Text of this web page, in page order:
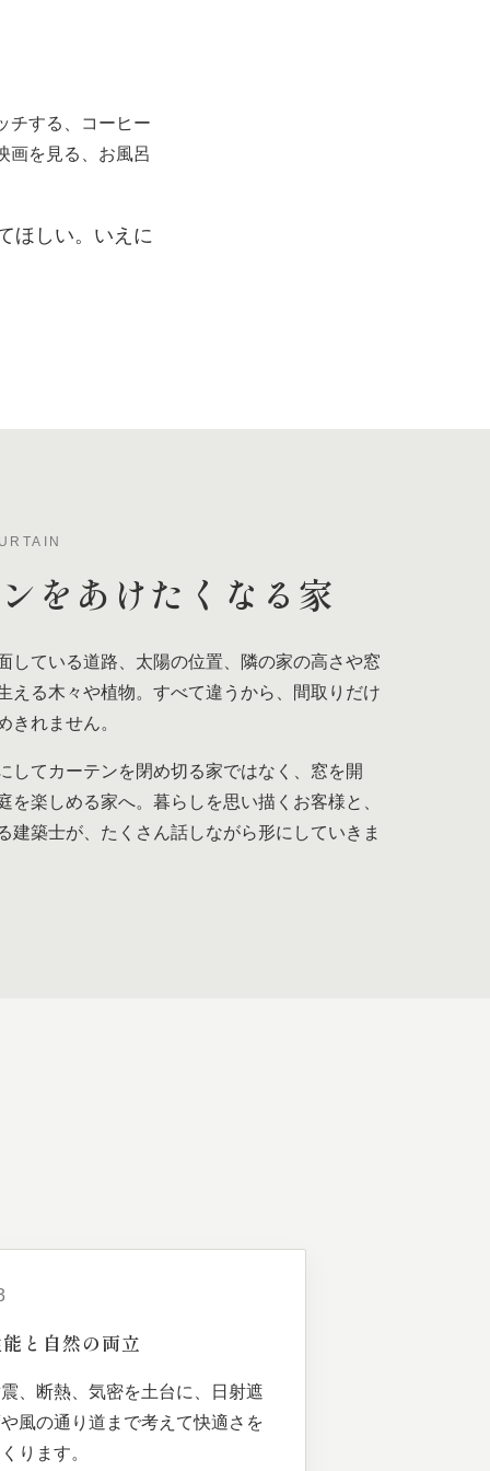
チする、コーヒー
画を見る、お風呂
ほしい。いえに
を あけたくなる家
している道路、太陽の位置、隣の家の高さや窓
える木々や植物。すべて違うから、間取りだけ
きれません。
してカーテンを閉め切る家ではなく、窓を開
を楽しめる家へ。暮らしを思い描くお客様と、
建築士が、たくさん話しながら形にしていきま
と 自然の両立
、断熱、気密を土台に、日射遮
風の通り道まで考えて快適さを
ります。